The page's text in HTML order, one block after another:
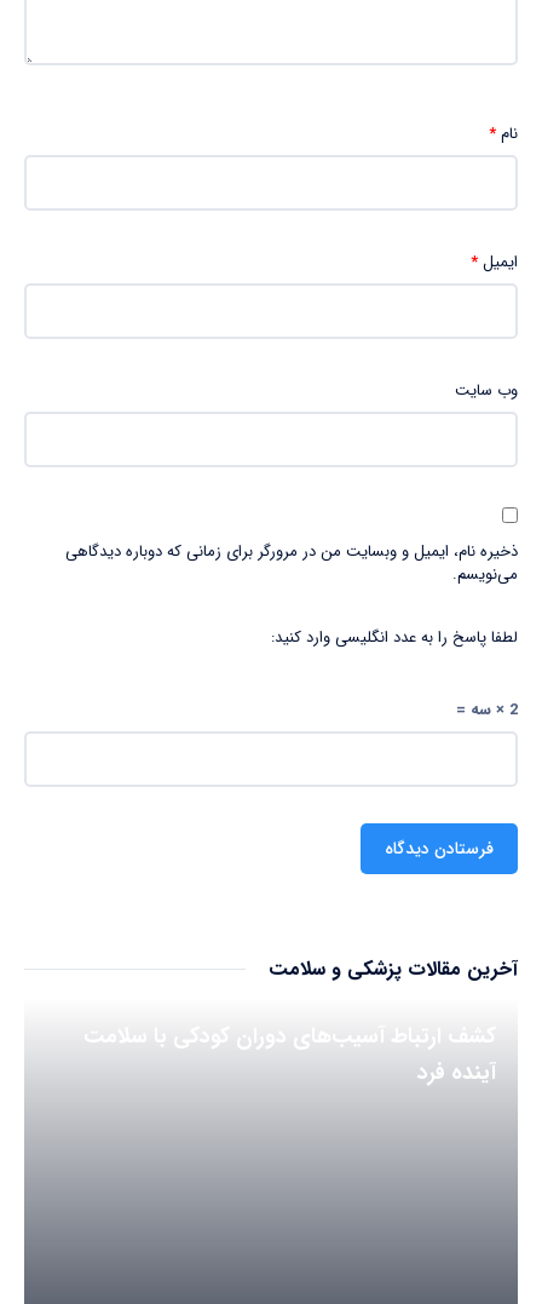
نام*
ایمیل*
وب‌ سایت
ذخیره نام، ایمیل و وبسایت من در مرورگر برای زمانی که دوباره دیدگاهی
می‌نویسم.
لطفا پاسخ را به عدد انگلیسی وارد کنید:
2 × سه =
آخرین مقالات پزشکی و سلامت
کشف ارتباط آسیب‌های دوران کودکی با سلامت
آینده فرد